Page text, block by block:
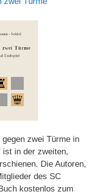
zwei Türme in
ist in der zweiten,
Die Autoren,
des SC
kostenlos zum